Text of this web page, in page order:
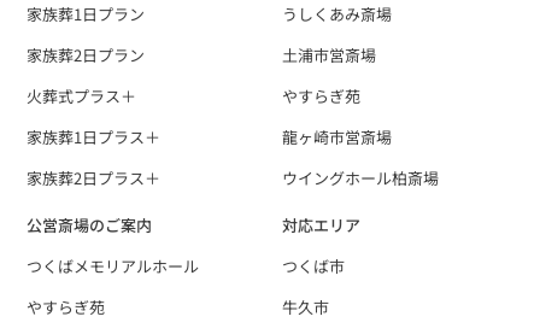
家族葬1日プラン
家族葬2日プラン
火葬式プラス＋
家族葬1日プラス＋
家族葬2日プラス＋
うしくあみ斎場
土浦市営斎場
やすらぎ苑
龍ヶ崎市営斎場
ウイングホール柏斎場
公営斎場のご案内
つくばメモリアルホール
やすらぎ苑
対応エリア
つくば市
牛久市